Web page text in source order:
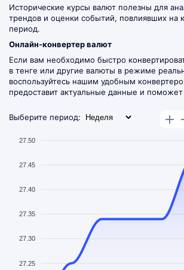
Исторические курсы валют полезны для
трендов и оценки событий, повлиявших на
период.
Онлайн-конвертер валют
Если вам необходимо быстро
в тенге или другие валюты в режиме
воспользуйтесь нашим удобным
предоставит актуальные данные и поможет
Выберите период:
27.50
27.45
27.40
27.35
27.30
27.25